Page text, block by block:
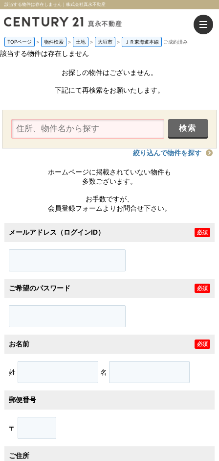
該当する物件は存在しません｜株式会社真永不動産
TOPページ > 物件検索 > 土地 > 大垣市 > ＪＲ東海道本線 ご成約済み
該当する物件は存在しません
お探しの物件はございません。
下記にて再検索をお願いたします。
絞り込んで物件を探す
ホームページに掲載されていない物件も
多数ございます。
お手数ですが、
会員登録フォームよりお問合せ下さい。
メールアドレス（ログインID） 必須
ご希望のパスワード 必須
お名前 必須
姓 名
郵便番号
〒
ご住所